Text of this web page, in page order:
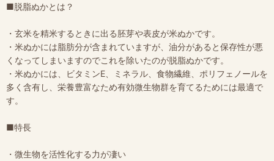
■脱脂ぬかとは？
・玄米を精米するときに出る胚芽や表皮が米ぬかです。
・米ぬかには脂肪分が含まれていますが、油分があると保存性が悪
くなってしまいますのでこれを除いたのが脱脂ぬかです。
・米ぬかには、ビタミンE、ミネラル、食物繊維、ポリフェノールを
多く含有し、栄養豊富なため有効微生物群を育てるためには最適で
す。
■特長
・微生物を活性化する力が凄い